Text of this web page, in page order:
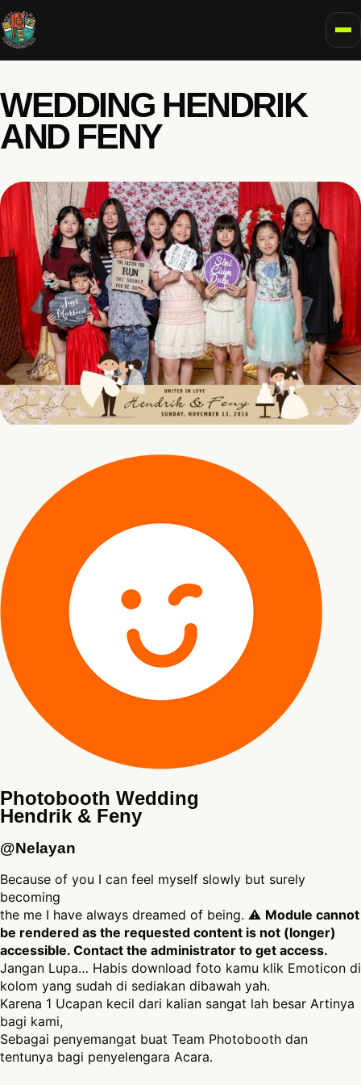
WEDDING HENDRIK
AND FENY
Photobooth Wedding
Hendrik & Feny
@Nelayan
Because of you I can feel myself slowly but surely
becoming
the me I have always dreamed of being. ⚠ Module cannot
be rendered as the requested content is not (longer)
accessible. Contact the administrator to get access.
Jangan Lupa… Habis download foto kamu klik Emoticon di
kolom yang sudah di sediakan dibawah yah.
Karena 1 Ucapan kecil dari kalian sangat lah besar Artinya
bagi kami,
Sebagai penyemangat buat Team Photobooth dan
tentunya bagi penyelengara Acara.